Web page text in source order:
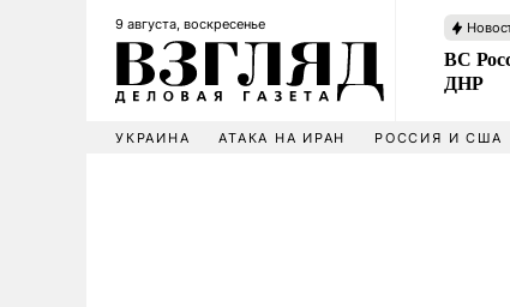
9 августа, воскресенье
ВС
ДНР
УКРАИНА АТАКА НА ИРАН РОССИЯ И США